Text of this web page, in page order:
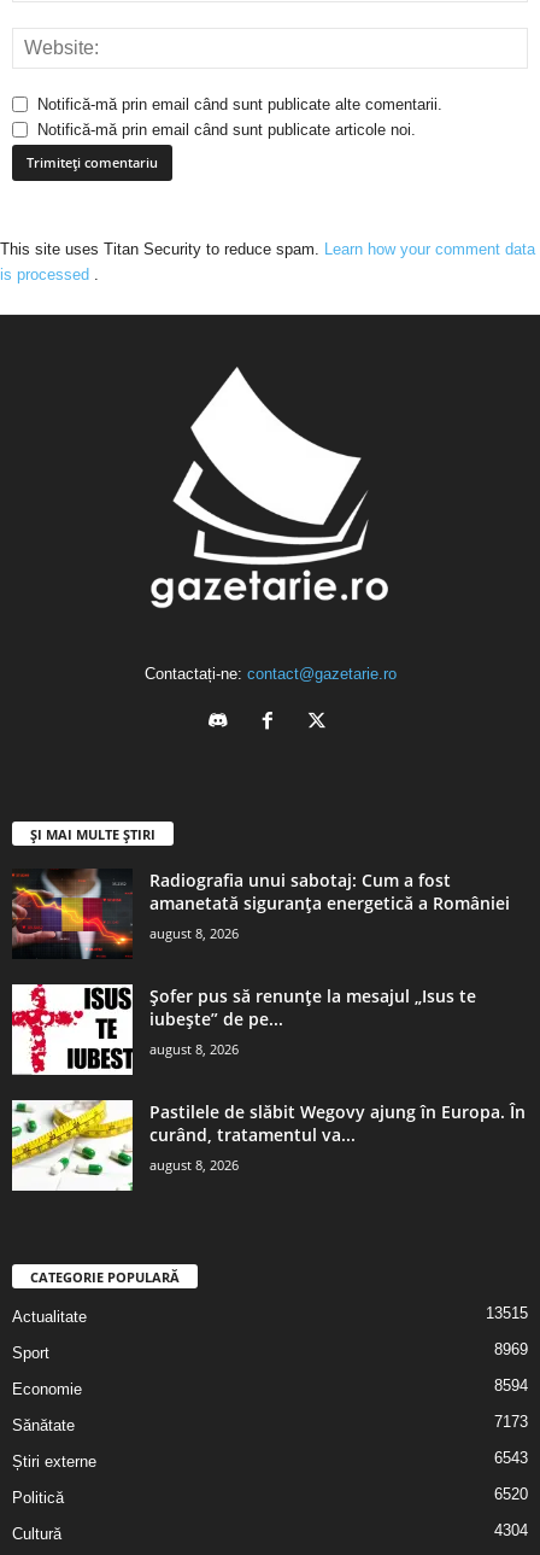
Notifică-mă prin email când sunt publicate alte comentarii.
Notifică-mă prin email când sunt publicate articole noi.
This site uses Titan Security to reduce spam. Learn how your comment data
is processed .
Contactați-ne: contact@gazetarie.ro
ȘI MAI MULTE ȘTIRI
Radiografia unui sabotaj: Cum a fost
amanetată siguranța energetică a României
august 8, 2026
Șofer pus să renunțe la mesajul „Isus te
iubește” de pe...
august 8, 2026
Pastilele de slăbit Wegovy ajung în Europa. În
curând, tratamentul va...
august 8, 2026
CATEGORIE POPULARĂ
Actualitate 13515
Sport 8969
Economie 8594
Sănătate 7173
Știri externe 6543
Politică 6520
Cultură 4304